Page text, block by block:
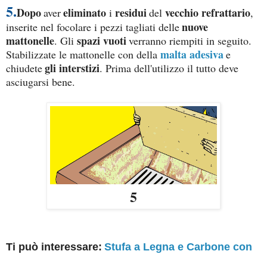
5.Dopoavereliminato i residuidel vecchio refrattario,
inserite nel focolare i pezzi tagliati dellenuove
mattonelle. Gli spazi vuotiverranno riempiti in seguito.
Stabilizzate le mattonelle con della malta adesivae
chiudetegli interstizi. Prima dell'utilizzo il tutto deve
asciugarsi bene.
5
Ti può interessare: Stufa a Legna e Carbone con